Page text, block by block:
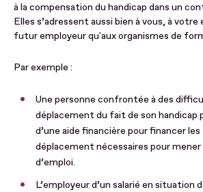
à la compensation du handicap dans un
Elles s’adressent aussi bien à vous, à
futur employeur qu'aux organismes de
Par exemple :
Une personne confrontée à des
déplacement du fait de son handicap
d’une aide financière pour financer les
déplacement nécessaires pour mener
d’emploi.
L’employeur d’un salarié en situation